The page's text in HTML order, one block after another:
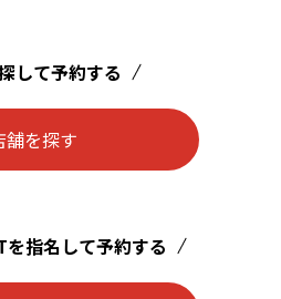
して予約する
舗を探す
を指名して予約する